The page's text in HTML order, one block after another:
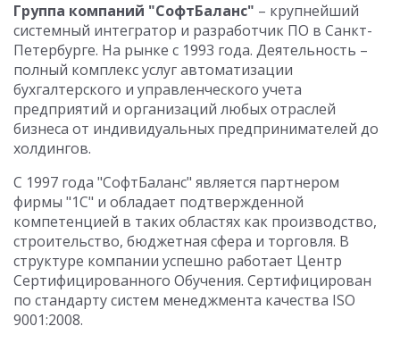
Группа компаний "СофтБаланс" – крупнейший
системный интегратор и разработчик ПО в Санкт-
Петербурге. На рынке с 1993 года. Деятельность –
полный комплекс услуг автоматизации
бухгалтерского и управленческого учета
предприятий и организаций любых отраслей
бизнеса от индивидуальных предпринимателей до
холдингов.
С 1997 года "СофтБаланс" является партнером
фирмы "1С" и обладает подтвержденной
компетенцией в таких областях как производство,
строительство, бюджетная сфера и торговля. В
структуре компании успешно работает Центр
Сертифицированного Обучения. Сертифицирован
по стандарту систем менеджмента качества ISO
9001:2008.